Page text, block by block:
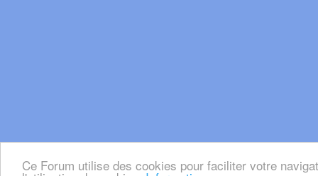
Ce Forum utilise des cookies pour faciliter votre